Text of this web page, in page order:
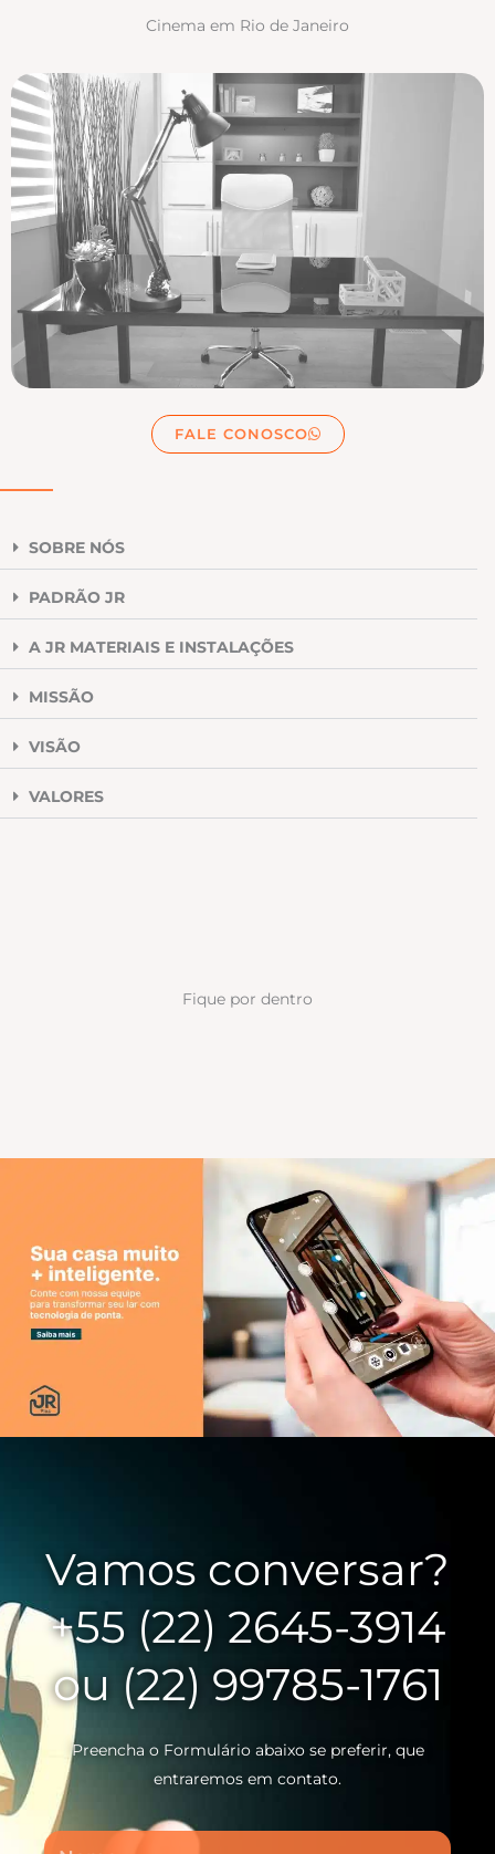
Cinema em Rio de Janeiro
FALE CONOSCO
SOBRE NÓS
PADRÃO JR
A JR MATERIAIS E INSTALAÇÕES
MISSÃO
VISÃO
VALORES
Fique por dentro
Vamos conversar?
+55 (22) 2645-3914
ou (22) 99785-1761
Preencha o Formulário abaixo se preferir, que
entraremos em contato.
Nome